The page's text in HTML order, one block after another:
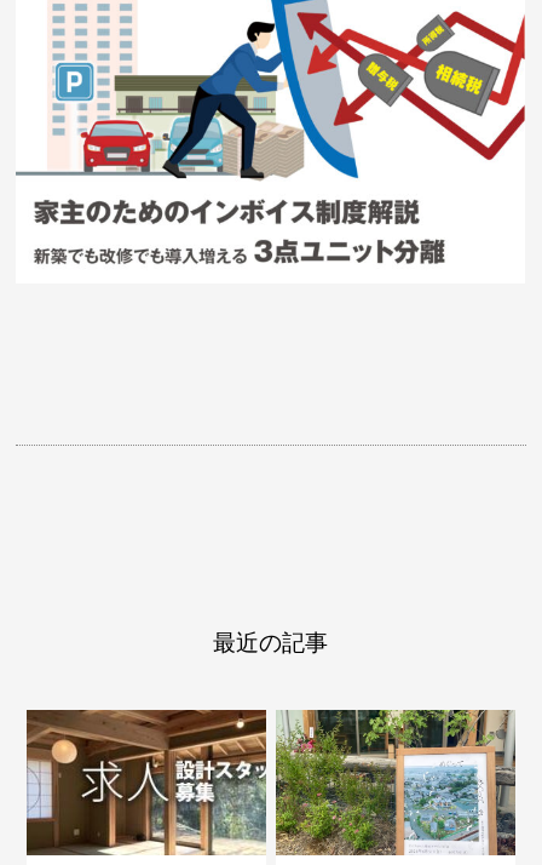
最近の記事